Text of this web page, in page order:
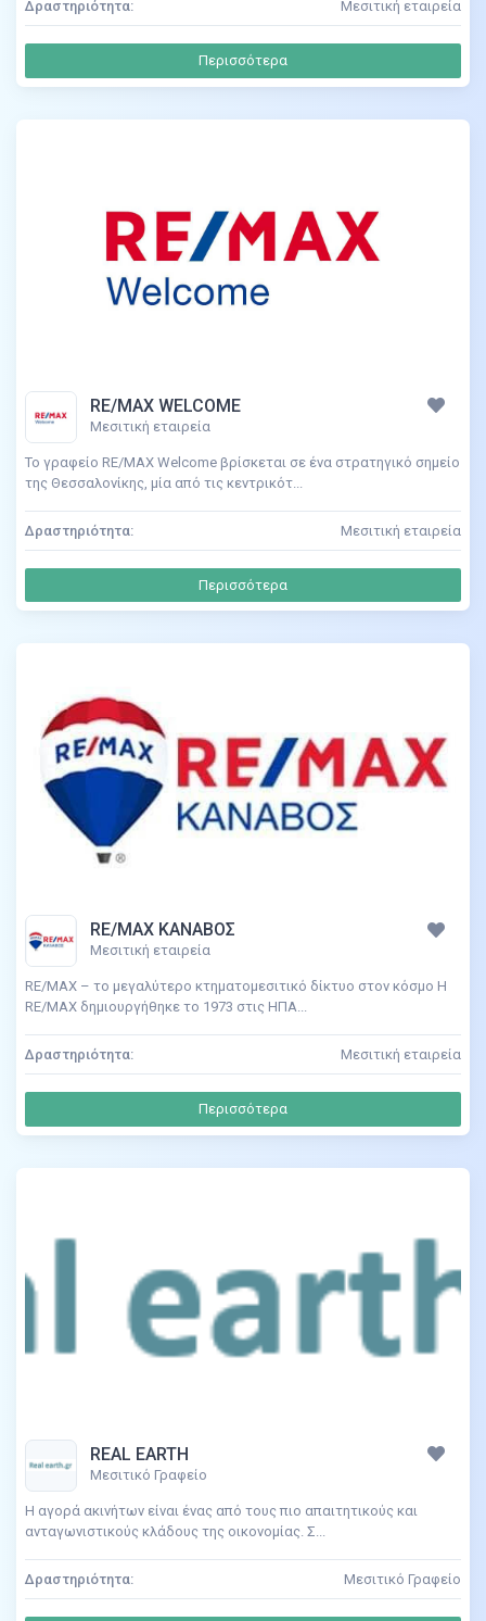
Δραστηριότητα: Μεσιτική εταιρεία
Περισσότερα
RE/MAX WELCOME
Μεσιτική εταιρεία
Το γραφείο RE/MAX Welcome βρίσκεται σε ένα στρατηγικό σημείο
της Θεσσαλονίκης, μία από τις κεντρικότ...
Δραστηριότητα: Μεσιτική εταιρεία
Περισσότερα
RE/MAX ΚΑΝΑΒΟΣ
Μεσιτική εταιρεία
RE/MAX – το μεγαλύτερο κτηματομεσιτικό δίκτυο στον κόσμο H
RE/MAX δημιουργήθηκε το 1973 στις HΠA...
Δραστηριότητα: Μεσιτική εταιρεία
Περισσότερα
REAL EARTH
Μεσιτικό Γραφείο
Η αγορά ακινήτων είναι ένας από τους πιο απαιτητικούς και
ανταγωνιστικούς κλάδους της οικονομίας. Σ...
Δραστηριότητα: Μεσιτικό Γραφείο